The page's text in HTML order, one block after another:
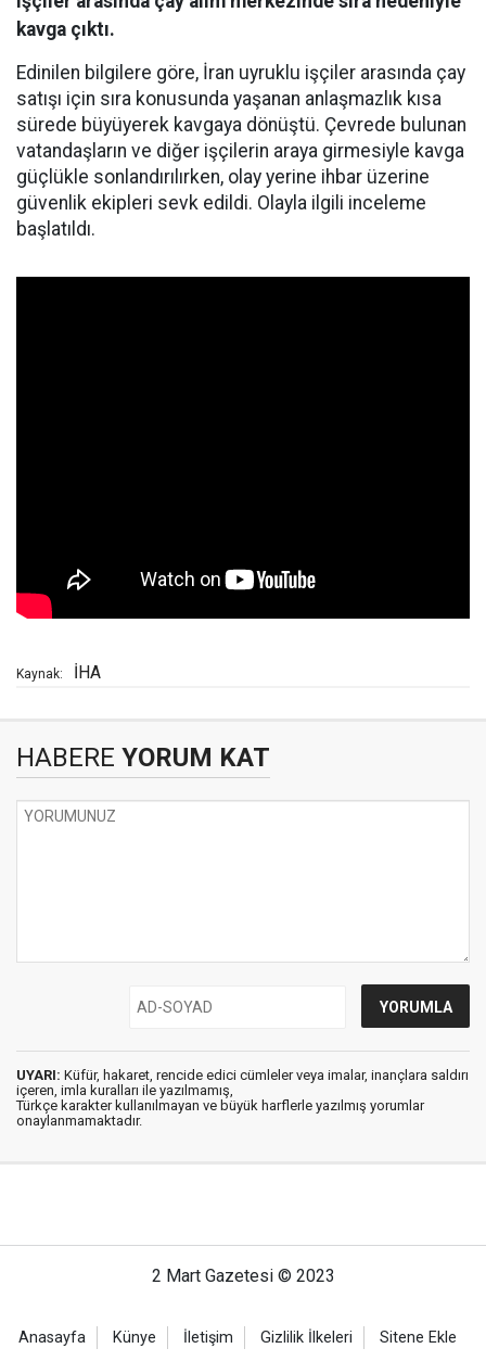
kavga çıktı.
Edinilen bilgilere göre, İran uyruklu işçiler arasında çay
satışı için sıra konusunda yaşanan anlaşmazlık kısa
sürede büyüyerek kavgaya dönüştü. Çevrede bulunan
vatandaşların ve diğer işçilerin araya girmesiyle kavga
güçlükle sonlandırılırken, olay yerine ihbar üzerine
güvenlik ekipleri sevk edildi. Olayla ilgili inceleme
başlatıldı.
Kaynak: İHA
HABERE YORUM KAT
UYARI: Küfür, hakaret, rencide edici cümleler veya imalar, inançlara saldırı
içeren, imla kuralları ile yazılmamış,
Türkçe karakter kullanılmayan ve büyük harflerle yazılmış yorumlar
onaylanmamaktadır.
2 Mart Gazetesi © 2023
Anasayfa Künye İletişim Gizlilik İlkeleri Sitene Ekle